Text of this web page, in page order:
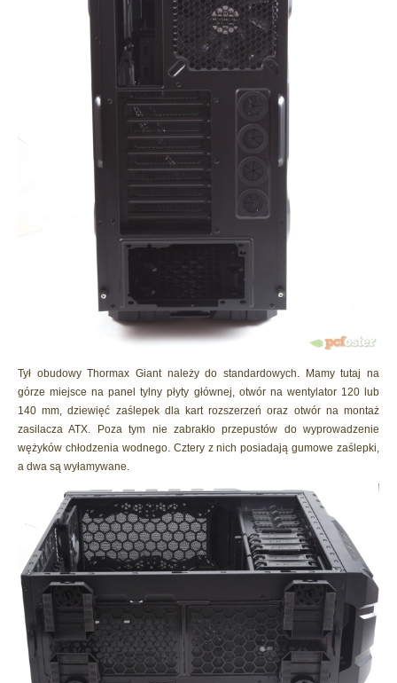
Tył obudowy Thormax Giant należy do standardowych. Mamy tutaj na
górze miejsce na panel tylny płyty głównej, otwór na wentylator 120 lub
140 mm, dziewięć zaślepek dla kart rozszerzeń oraz otwór na montaż
zasilacza ATX. Poza tym nie zabrakło przepustów do wyprowadzenie
wężyków chłodzenia wodnego. Cztery z nich posiadają gumowe zaślepki,
a dwa są wyłamywane.